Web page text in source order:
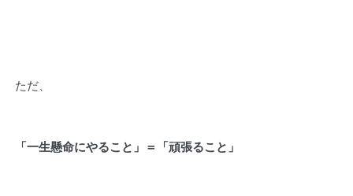
ただ、
「一生懸命にやること」＝「頑張ること」